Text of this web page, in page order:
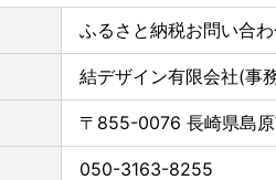
対応はできかねます。
ん。また、ご要望をいただいても対
ついて、ご依頼主名は寄附者様のお
ル便）につきましては、ご依頼主名
ふるさと納税お問い合
結デザイン有限会社(事
〒855-0076 長崎県島
050-3163-8255